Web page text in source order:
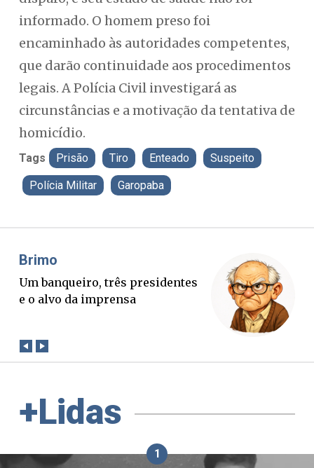
informado. O homem preso foi
encaminhado às autoridades competentes,
que darão continuidade aos procedimentos
legais. A Polícia Civil investigará as
circunstâncias e a motivação da tentativa de
homicídio.
Tags Prisão Tiro Enteado Suspeito
Polícia Militar Garopaba
O Boato corre mais rápido que a
verdade. Mas quem paga a
+Lidas
1